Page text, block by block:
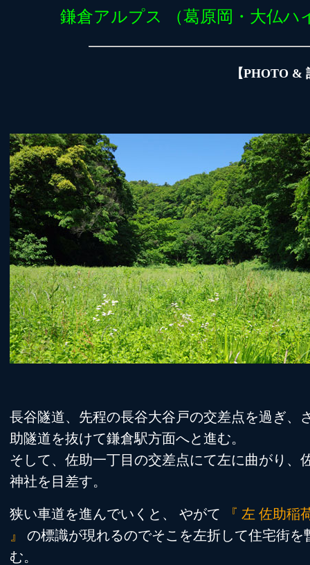
鎌倉アルプス （葛原岡・大仏ハ
【PHOTO
長谷隧道、先程の長谷大谷戸の交差点を過ぎ、
助隧道を抜けて鎌倉駅方面へと進む。
そして、佐助一丁目の交差点にて左に曲がり、
神社を目差す。
狭い車道を進んでいくと、 やがて
『 左 佐助稲
』
の標識が現れるのでそこを左折して住宅街を
む。